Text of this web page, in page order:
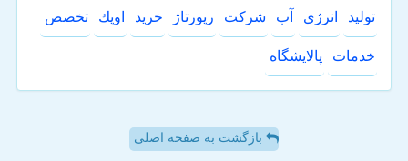
تولید انرژی آب شركت رپورتاژ خرید اوپك تخصص
خدمات پالایشگاه
بازگشت به صفحه اصلی